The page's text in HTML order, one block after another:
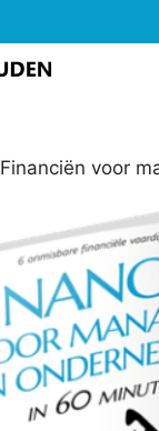
Financiën voor